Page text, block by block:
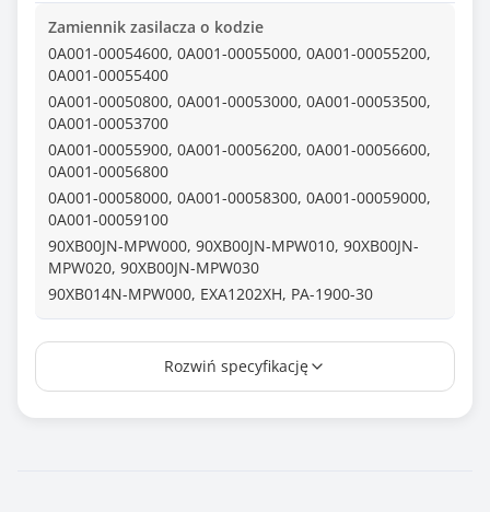
Zamiennik zasilacza o kodzie
0A001-00054600, 0A001-00055000, 0A001-00055200,
0A001-00055400
0A001-00050800, 0A001-00053000, 0A001-00053500,
0A001-00053700
0A001-00055900, 0A001-00056200, 0A001-00056600,
0A001-00056800
0A001-00058000, 0A001-00058300, 0A001-00059000,
0A001-00059100
90XB00JN-MPW000, 90XB00JN-MPW010, 90XB00JN-
MPW020, 90XB00JN-MPW030
90XB014N-MPW000, EXA1202XH, PA-1900-30
Wtyk
Długość kabla (m)
Rozwiń specyfikację